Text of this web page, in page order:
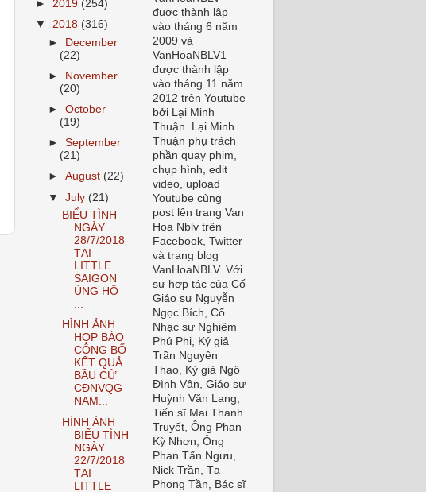
► 2019 (254)
▼ 2018 (316)
►
December
(22)
►
November
(20)
►October
(19)
►September
(21)
►August (22)
▼July (21)
BIỂU TÌNH
NGÀY
28/7/2018
TẠI
LITTLE
SAIGON
ỦNG HỘ
...
HÌNH ẢNH
HỌP BÁO
CÔNG BỐ
KẾT QUẢ
BẦU CỬ
CĐNVQG
NAM...
HÌNH ẢNH
BIỂU TÌNH
NGÀY
22/7/2018
TẠI
LITTLE
đuợc thành lập
vào tháng 6 năm
2009 và
VanHoaNBLV1
được thành lập
vào tháng 11 năm
2012 trên Youtube
bởi Lại Minh
Thuận. Lại Minh
Thuận phụ trách
phần quay phim,
chụp hình, edit
video, upload
Youtube cùng
post lên trang Van
Hoa Nblv trên
Facebook, Twitter
và trang blog
VanHoaNBLV. Với
sự hợp tác của Cố
Giáo sư Nguyễn
Ngọc Bích, Cố
Nhạc sư Nghiêm
Phú Phi, Ký giả
Trần Nguyên
Thao, Ký giả Ngô
Đình Vận, Giáo sư
Huỳnh Văn Lang,
Tiến sĩ Mai Thanh
Truyết, Ông Phan
Kỳ Nhơn, Ông
Phan Tấn Ngưu,
Nick Trần, Tạ
Phong Tần, Bác sĩ